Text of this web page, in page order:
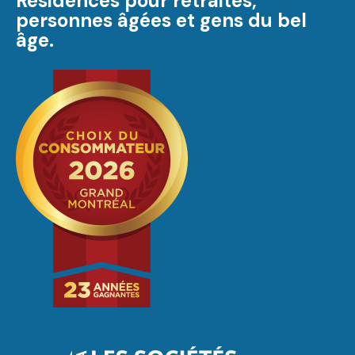
personnes âgées et gens du bel
âge.